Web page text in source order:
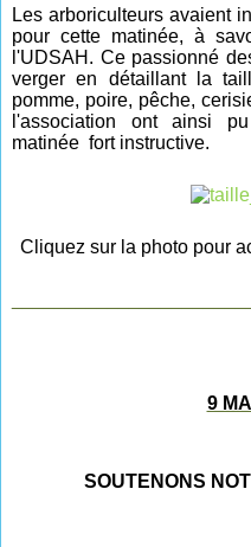
Les arboriculteurs avaient
pour cette matinée, à
l'UDSAH. Ce passionné
verger en détaillant la
pomme, poire, pêche,
l'association ont ainsi
matinée fort instructive.
Cliquez sur la photo pour
9
SOUTENONS